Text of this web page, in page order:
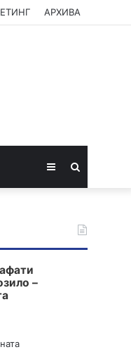
АРХИВА
Sidebar
–